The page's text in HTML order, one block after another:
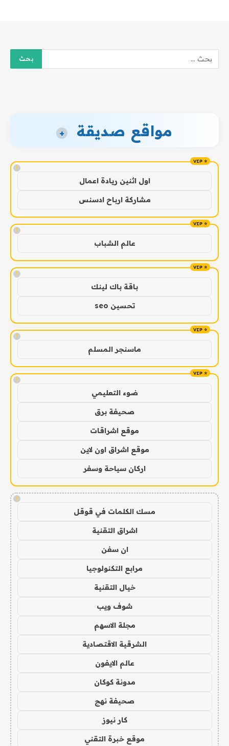
مواقع صديقة +
!
اول اثنين ريادة اعمال
مشاركة ارباح ادسنس
!
عالم الشباب
!
باقة باك لينك
تحسين seo
!
ماسنجر المسلم
!
ضوء التعليمي
صحيفة برق
موقع اشراقات
موقع اشراق اون لاين
اركان سياحة وسفر
!
مسك الكلمات في قوقل
اشراق التقنية
ان سفن
مرابع التكنولوجيا
خيال التقنية
شوف ويب
مجلة الاسهم
الشرقية الاقتصادية
عالم الايفون
مدونة كوكان
صحيفة نهج
كار نيوز
موقع خبرة التقني